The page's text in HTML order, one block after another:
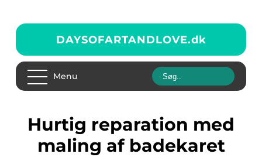
DAYSOFARTANDLOVE.dk
Menu
Hurtig reparation med
maling af badekaret